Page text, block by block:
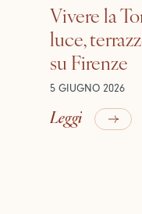
Vivere la
luce,
su Firenze
5 GIUGNO 2026
Leggi